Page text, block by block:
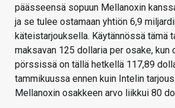
päässeensä sopuun Mellanoxin
ja se tulee ostamaan yhtiön 6,9
käteistarjouksella. Käytännössä tämä
maksavan 125 dollaria per osake, kun
pörssissä on tällä hetkellä 117,89
tammikuussa ennen kuin Intelin
Mellanoxin osakkeen arvo liikkui 80